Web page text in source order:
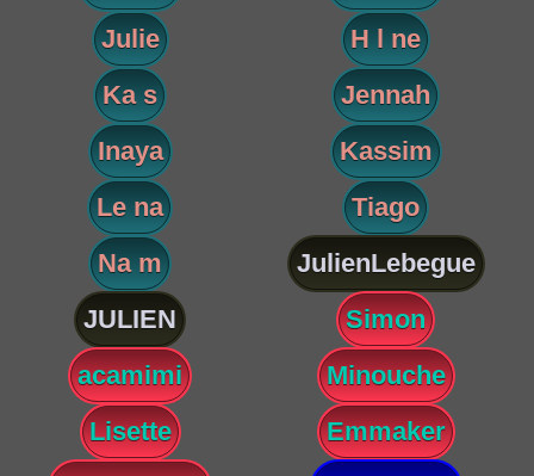
Julie
H l ne
Ka s
Jennah
Inaya
Kassim
Le na
Tiago
Na m
JulienLebegue
JULIEN
Simon
acamimi
Minouche
Lisette
Emmaker